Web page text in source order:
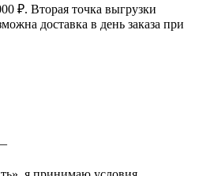
₽. Вторая точка выгрузки
доставка в день заказа при